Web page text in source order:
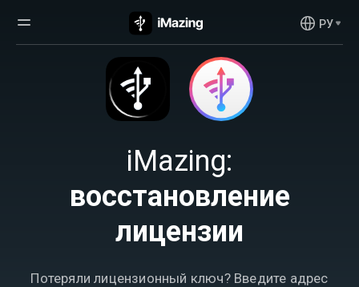
РУ
iMazing:
восстановление
лицензии
Потеряли лицензионный ключ? Введите адрес